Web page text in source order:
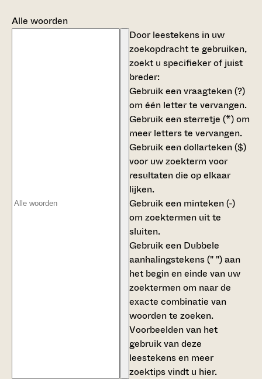
Alle woorden
Door leestekens in uw
zoekopdracht te gebruiken,
zoekt u specifieker of juist
breder:
Gebruik eenvraagteken (?)
om één letter te vervangen.
Gebruik eensterretje (*)om
meer letters te vervangen.
Gebruik eendollarteken ($)
voor uw zoekterm voor
resultaten die op elkaar
lijken.
Gebruik een minteken (-)
om zoektermen uit te
sluiten.
Gebruik een Dubbele
aanhalingstekens (" ")aan
het begin en einde van uw
zoektermen om naar de
exacte combinatie van
woorden te zoeken.
Voorbeelden van het
gebruik van deze
leestekens en meer
zoektips vindt u hier.